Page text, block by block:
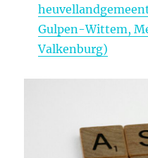
Gulpen-Wittem,
Valkenburg)